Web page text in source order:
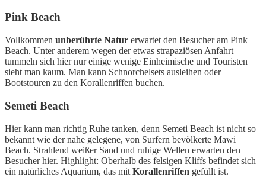
Pink Beach
Vollkommen unberührte Natur erwartet den Besucher am Pink
Beach. Unter anderem wegen der etwas strapaziösen Anfahrt
tummeln sich hier nur einige wenige Einheimische und Touristen
sieht man kaum. Man kann Schnorchelsets ausleihen oder
Bootstouren zu den Korallenriffen buchen.
Semeti Beach
Hier kann man richtig Ruhe tanken, denn Semeti Beach ist nicht so
bekannt wie der nahe gelegene, von Surfern bevölkerte Mawi
Beach. Strahlend weißer Sand und ruhige Wellen erwarten den
Besucher hier. Highlight: Oberhalb des felsigen Kliffs befindet sich
ein natürliches Aquarium, das mit Korallenriffen gefüllt ist.